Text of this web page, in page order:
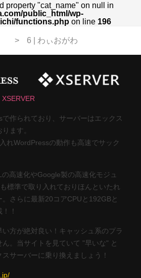
property "cat_name" on null in
public_html/wp-
functions.php on line 196
6 | わぃおがわ
作られており、サーバーはエックス
ます。
れWordPressの動作も高速でサック
高速化やGoogle製の高速化モジュ
標準で取り入れておりほんといたれ
さらに最新20コアCPUと192GBと
！
方が絶対良い！キャッシュ系のプラ
。当サイトを見ていて "早いな" と
サーバーに乗り換えましょう！